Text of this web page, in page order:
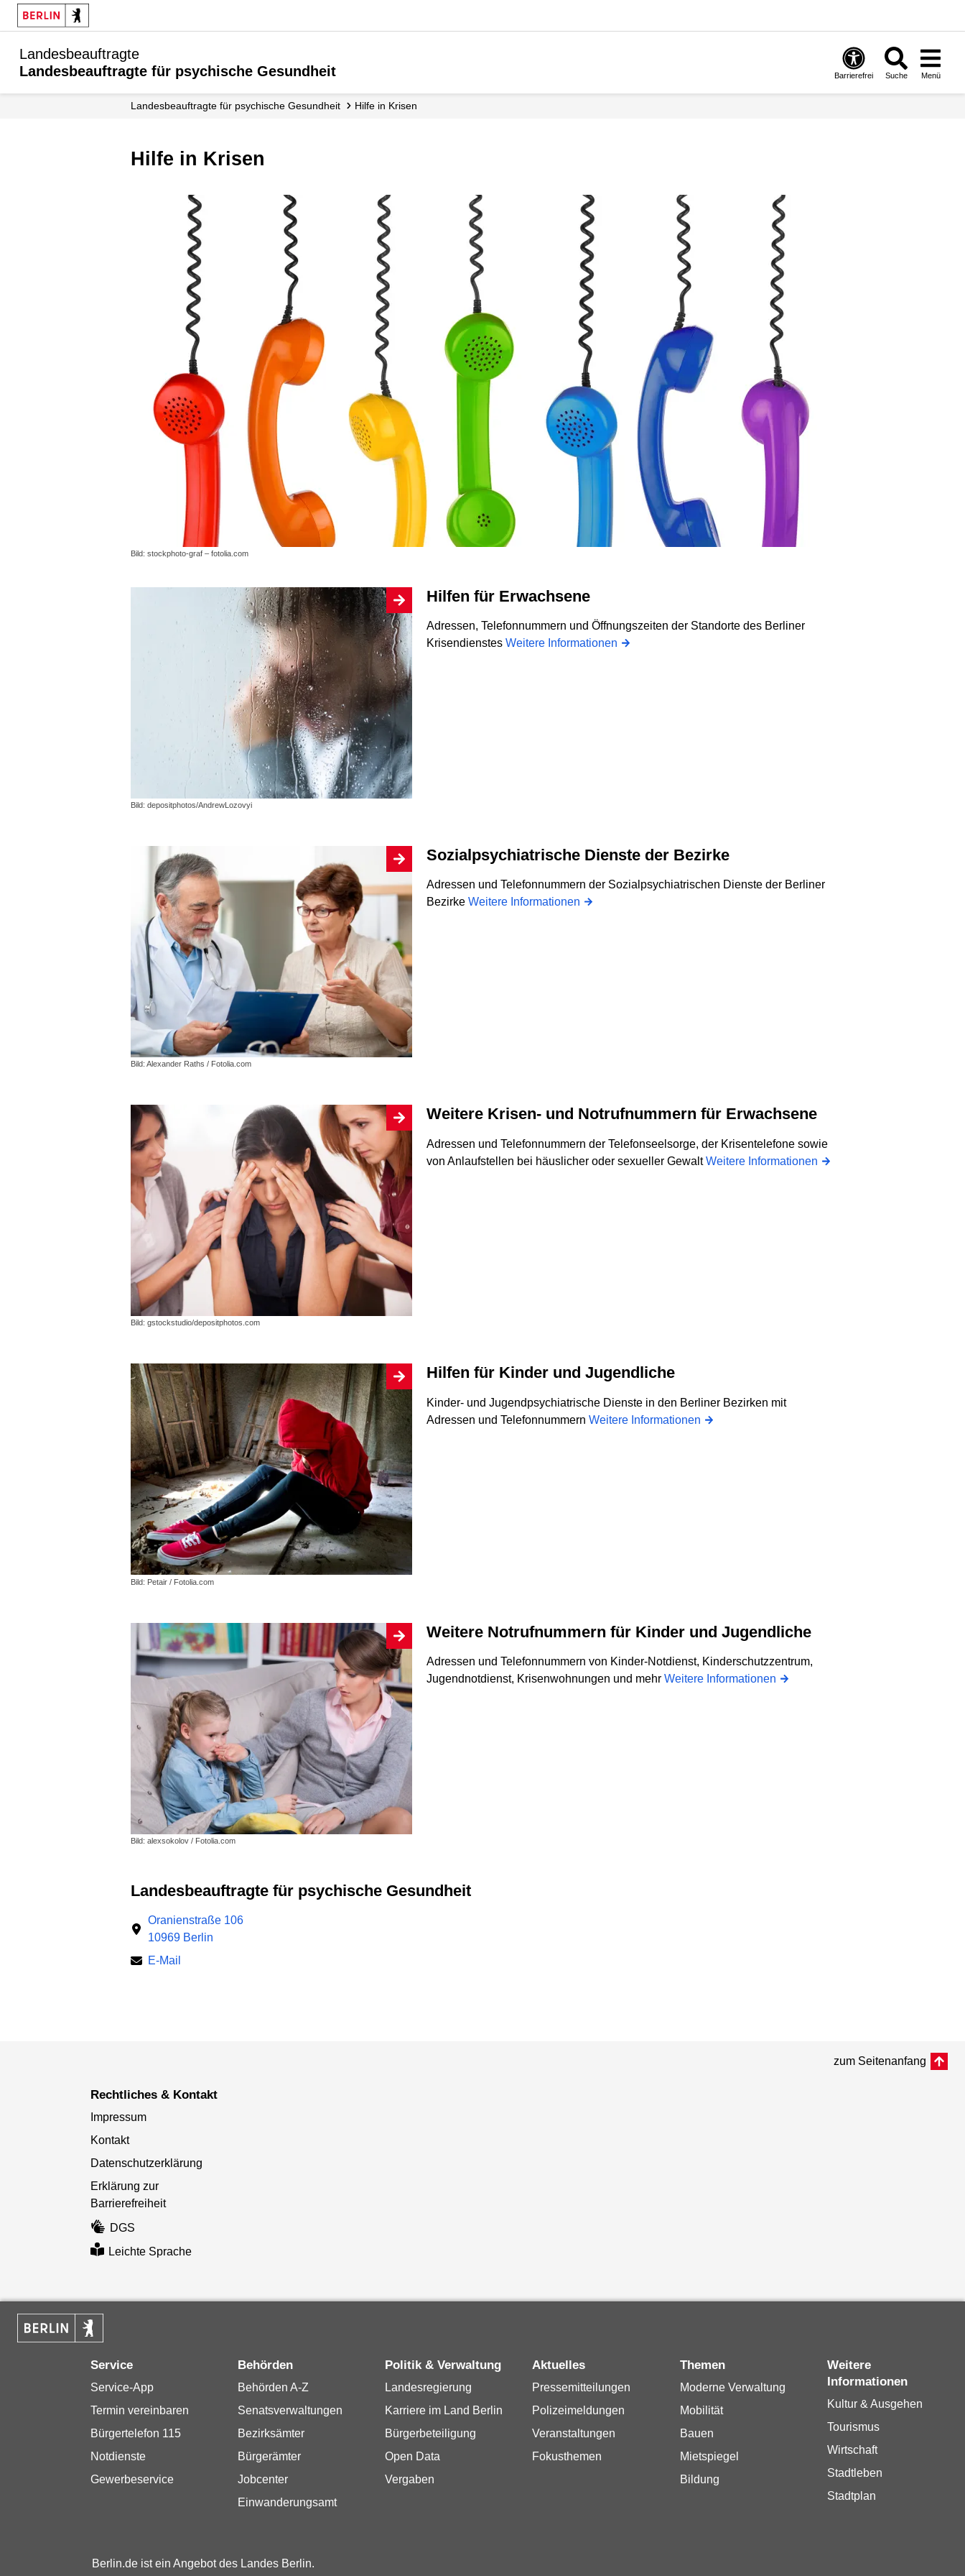
Landesbeauftragte
Landesbeauftragte für psychische Gesundheit
Barrierefrei Suche Menü
Landesbeauftragte für psychische Gesundheit Hilfe in Krisen
Hilfe in Krisen
Bild: stockphoto-graf – fotolia.com
Bild: depositphotos/AndrewLozovyi
Hilfen für Erwachsene
Adressen, Telefonnummern und Öffnungszeiten der Standorte des Berliner
Krisendienstes Weitere Informationen
Bild: Alexander Raths / Fotolia.com
Sozialpsychiatrische Dienste der Bezirke
Adressen und Telefonnummern der Sozialpsychiatrischen Dienste der Berliner
Bezirke Weitere Informationen
Bild: gstockstudio/depositphotos.com
Weitere Krisen- und Notrufnummern für Erwachsene
Adressen und Telefonnummern der Telefonseelsorge, der Krisentelefone sowie
von Anlaufstellen bei häuslicher oder sexueller GewaltWeitere Informationen
Bild: Petair / Fotolia.com
Hilfen für Kinder und Jugendliche
Kinder- und Jugendpsychiatrische Dienste in den Berliner Bezirken mit
Adressen und Telefonnummern Weitere Informationen
Bild: alexsokolov / Fotolia.com
Weitere Notrufnummern für Kinder und Jugendliche
Adressen und Telefonnummern von Kinder-Notdienst, Kinderschutzzentrum,
Jugendnotdienst, Krisenwohnungen und mehr Weitere Informationen
Landesbeauftragte für psychische Gesundheit
Oranienstraße 106
10969 Berlin
E-Mail
zum Seitenanfang
Rechtliches & Kontakt
Impressum
Kontakt
Datenschutzerklärung
Erklärung zur
Barrierefreiheit
DGS
Leichte Sprache
Service
Service-App
Termin vereinbaren
Bürgertelefon 115
Notdienste
Gewerbeservice
Behörden
Behörden A-Z
Senatsverwaltungen
Bezirksämter
Bürgerämter
Jobcenter
Einwanderungsamt
Politik & Verwaltung
Landesregierung
Karriere im Land Berlin
Bürgerbeteiligung
Open Data
Vergaben
Aktuelles
Pressemitteilungen
Polizeimeldungen
Veranstaltungen
Fokusthemen
Themen
Moderne Verwaltung
Mobilität
Bauen
Mietspiegel
Bildung
Weitere
Informationen
Kultur & Ausgehen
Tourismus
Wirtschaft
Stadtleben
Stadtplan
Berlin.de ist ein Angebot des Landes Berlin.